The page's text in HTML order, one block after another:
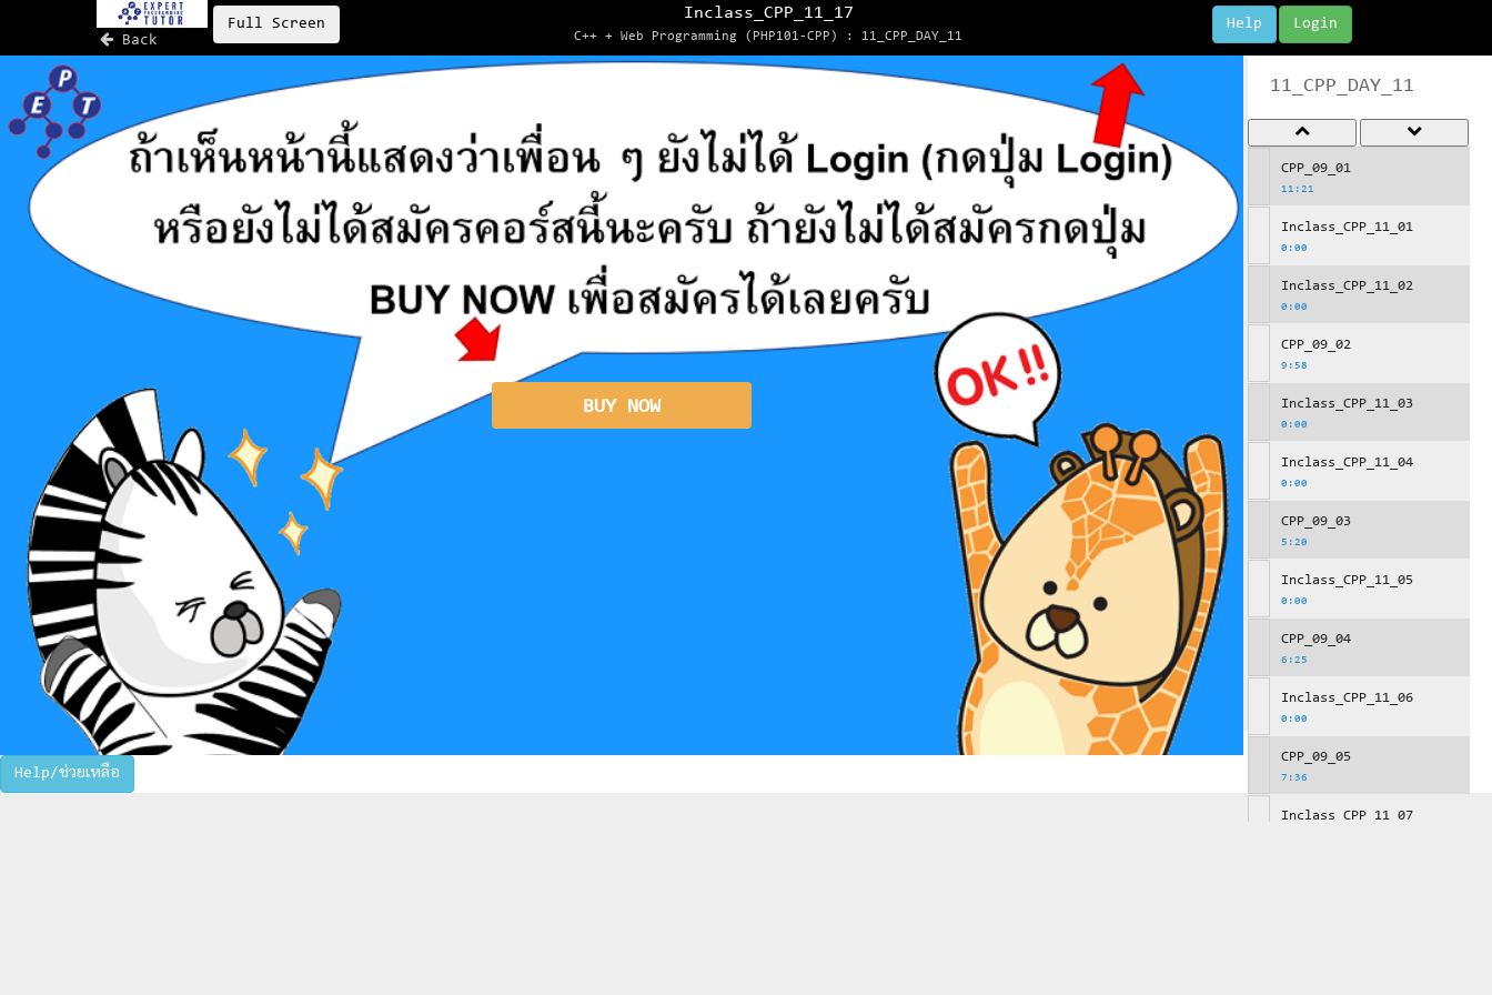
Back
Full Screen Login
Help
Inclass_CPP_11_17
C++ + Web Programming (PHP101-CPP) : 11_CPP_DAY_11
BUY NOW
Help/ช่วยเหลือ
11_CPP_DAY_11
CPP_09_01
11:21
Inclass_CPP_11_01
0:00
Inclass_CPP_11_02
0:00
CPP_09_02
9:58
Inclass_CPP_11_03
0:00
Inclass_CPP_11_04
0:00
CPP_09_03
5:20
Inclass_CPP_11_05
0:00
CPP_09_04
6:25
Inclass_CPP_11_06
0:00
CPP_09_05
7:36
Inclass_CPP_11_07